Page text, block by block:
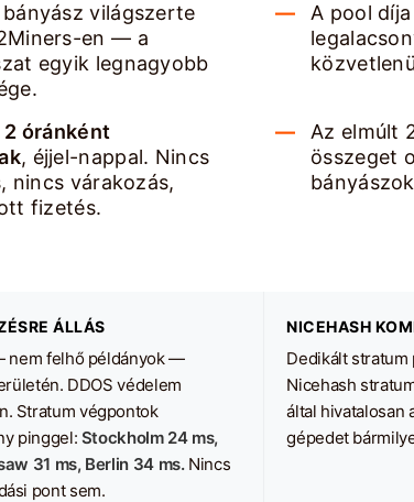
bányász világszerte
en — a
egyik legnagyobb
A pool díja
2 óránként
, éjjel-nappal. Nincs
nincs várakozás,
fizetés.
Az elmúlt
összeget
ÁLLÁS
nem felhő példányok —
DDOS védelem
Stratum végpontok
pinggel: Stockholm 24 ms,
31 ms, Berlin 34 ms.Nincs
pont sem.
NICEHASH
Dedikált
Nicehash
által hivatalosan
gépedet